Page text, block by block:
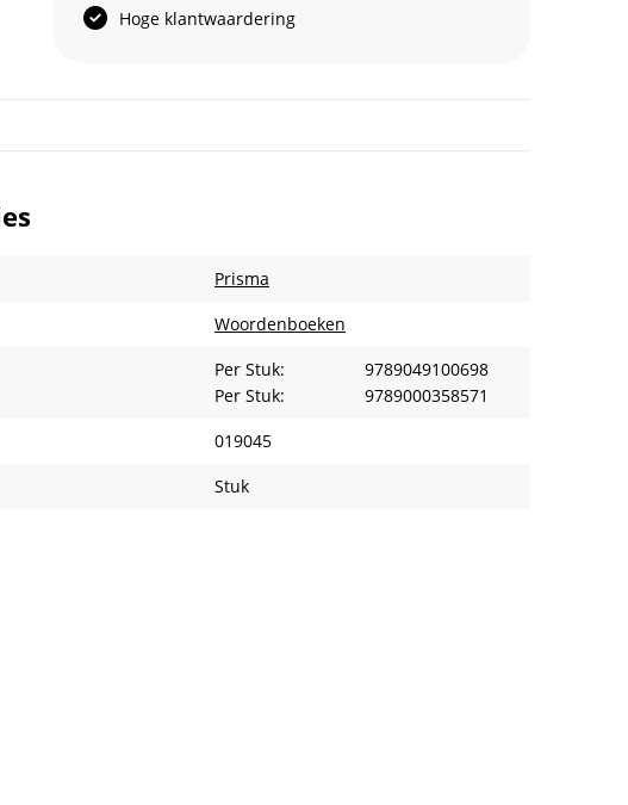
Hoge klantwaardering
Prisma
Woordenboeken
Per Stuk:
9789049100698
Per Stuk:
9789000358571
019045
Stuk